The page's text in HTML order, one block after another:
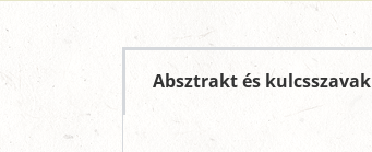
Absztrakt és kulcsszavak